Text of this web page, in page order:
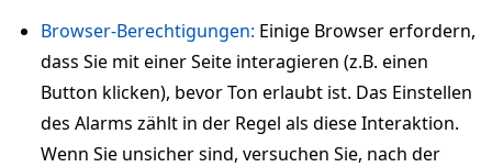
Browser-Berechtigungen: Einige Browser erfordern,
dass Sie mit einer Seite interagieren (z.B. einen
Button klicken), bevor Ton erlaubt ist. Das Einstellen
des Alarms zählt in der Regel als diese Interaktion.
Wenn Sie unsicher sind, versuchen Sie, nach der